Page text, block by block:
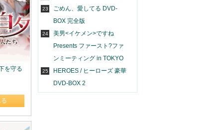
を守る
23
ごめん、愛してる DVD-
BOX 完全版
24
美男<イケメン>ですね
Presents ファースト?ファ
ンミーティング in TOKYO
25
HEROES / ヒーローズ 豪華
DVD-BOX 2